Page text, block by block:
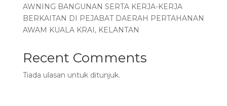
AWNING BANGUNAN SERTA KERJA-KERJA
BERKAITAN DI PEJABAT DAERAH PERTAHANAN
AWAM KUALA KRAI, KELANTAN
Recent Comments
Tiada ulasan untuk ditunjuk.